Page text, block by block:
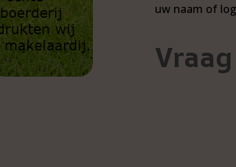
uw naam of